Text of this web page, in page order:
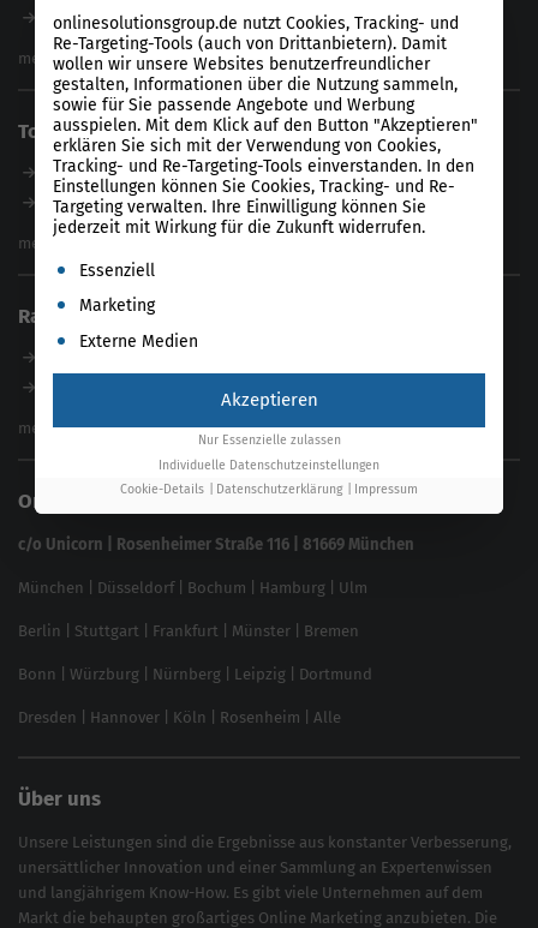
Magazin
Webinare
B2B SEO Agentur
Inhouse SEO Agentur
SEO Audit
E-Commerce SEO Agentur
Enterprise SEO Agentur
Workshops
mehr anzeigen
Tools
Unser Tool
Product-Feed-CMS
Website Analyse
Content Tool
Enterprise SEO Tool
Ladezeiten-Check
Keyword Datenbank
mehr anzeigen
Ratgeber
Die besten Keywords finden
Linkbuilding 2025
Local SEO
SEO für Online Shops
Brand Monitoring 2025
mehr anzeigen
Online Solutions Group GmbH
c/o Unicorn | Rosenheimer Straße 116 | 81669 München
München Düsseldorf| Bochum Hamburg Ulm
Berlin Stuttgart Frankfurt Münster Bremen
Bonn Würzburg Nürnberg Leipzig Dortmund
Dresden Hannover Köln Rosenheim Alle
Über uns
Unsere Leistungen sind die Ergebnisse aus konstanter Verbesserung,
unersättlicher Innovation und einer Sammlung an Expertenwissen
und langjährigem Know-How. Es gibt viele Unternehmen auf dem
Markt die behaupten großartiges Online Marketing anzubieten. Die
onlinesolutionsgroup.de nutzt Cookies, Tracking- und
Re-Targeting-Tools (auch von Drittanbietern). Damit
wollen wir unsere Websites benutzerfreundlicher
gestalten, Informationen über die Nutzung sammeln,
sowie für Sie passende Angebote und Werbung
ausspielen. Mit dem Klick auf den Button "Akzeptieren"
erklären Sie sich mit der Verwendung von Cookies,
Tracking- und Re-Targeting-Tools einverstanden. In den
Einstellungen können Sie Cookies, Tracking- und Re-
Targeting verwalten. Ihre Einwilligung können Sie
jederzeit mit Wirkung für die Zukunft widerrufen.
Es folgt eine Liste der Service-Gruppen, für die eine
Essenziell
Marketing
Externe Medien
Akzeptieren
Nur Essenzielle zulassen
Individuelle Datenschutzeinstellungen
Cookie-Details
Datenschutzerklärung Impressum